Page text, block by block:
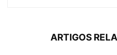
ARTIGOS